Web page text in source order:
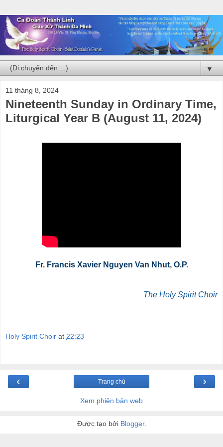
▼
11 tháng 8, 2024
Nineteenth Sunday in Ordinary Time,
Liturgical Year B (August 11, 2024)
Fr. Francis Xavier Nguyen Van Nhut, O.P.
The Holy Spirit Choir
Holy Spirit Choir at 22:23
‹ ›
Trang chủ
Xem phiên bản web
Được tạo bởi Blogger.